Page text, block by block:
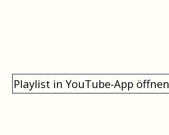
Playlist in YouTube-App öffnen